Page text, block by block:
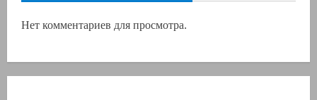
Нет комментариев для просмотра.